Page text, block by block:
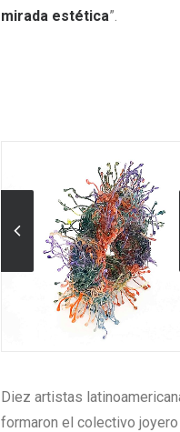
mirada estética”.
Diez artistas
formaron el colectivo joyero